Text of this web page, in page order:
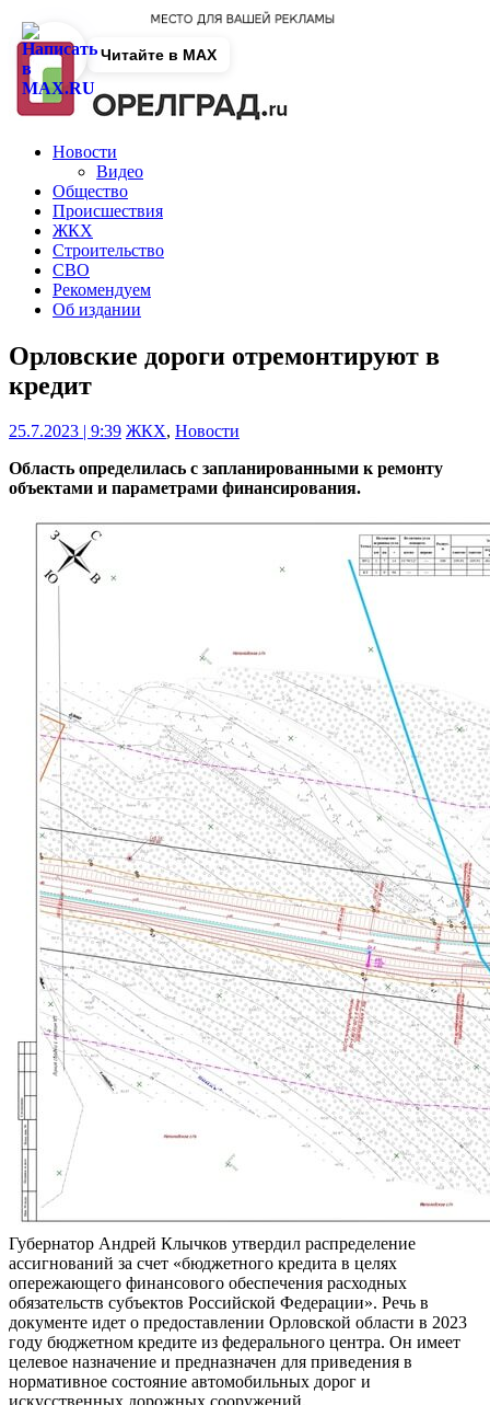
Новости
Видео
Общество
Происшествия
ЖКХ
Строительство
СВО
Рекомендуем
Об издании
Орловские дороги отремонтируют в
кредит
25.7.2023 | 9:39 ЖКХ, Новости
Область определилась с запланированными к ремонту
объектами и параметрами финансирования.
Губернатор Андрей Клычков утвердил распределение
ассигнований за счет «бюджетного кредита в целях
опережающего финансового обеспечения расходных
обязательств субъектов Российской Федерации». Речь в
документе идет о предоставлении Орловской области в 2023
году бюджетном кредите из федерального центра. Он имеет
целевое назначение и предназначен для приведения в
нормативное состояние автомобильных дорог и
Читайте в MAX